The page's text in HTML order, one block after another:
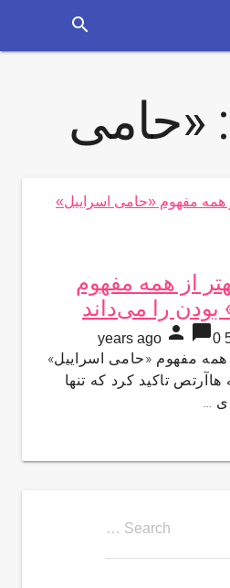
search
«حامی
از همه مفهوم
را می‌داند
56
person chat_bubble0
همه مفهوم «حامی اسراییل»
هاآرتص تاکید کرد که تنها
…
Search …